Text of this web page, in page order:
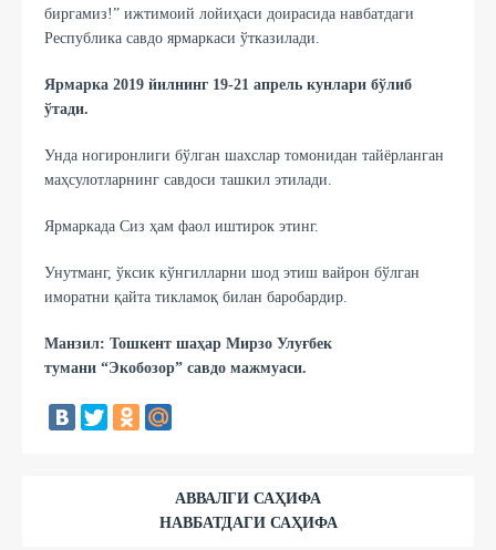
биргамиз!” ижтимоий лойиҳаси доирасида навбатдаги
Республика савдо ярмаркаси ўтказилади.
Ярмарка 2019 йилнинг 19-21 апрель кунлари бўлиб
ўтади.
Унда ногиронлиги бўлган шахслар томонидан тайёрланган
маҳсулотларнинг савдоси ташкил этилади.
Ярмаркада Сиз ҳам фаол иштирок этинг.
Унутманг, ўксик кўнгилларни шод этиш вайрон бўлган
иморатни қайта тикламоқ билан баробардир.
Манзил: Тошкент шаҳар Мирзо Улуғбек
тумани “Экобозор” савдо мажмуаси.
АВВАЛГИ САҲИФА
НАВБАТДАГИ САҲИФА